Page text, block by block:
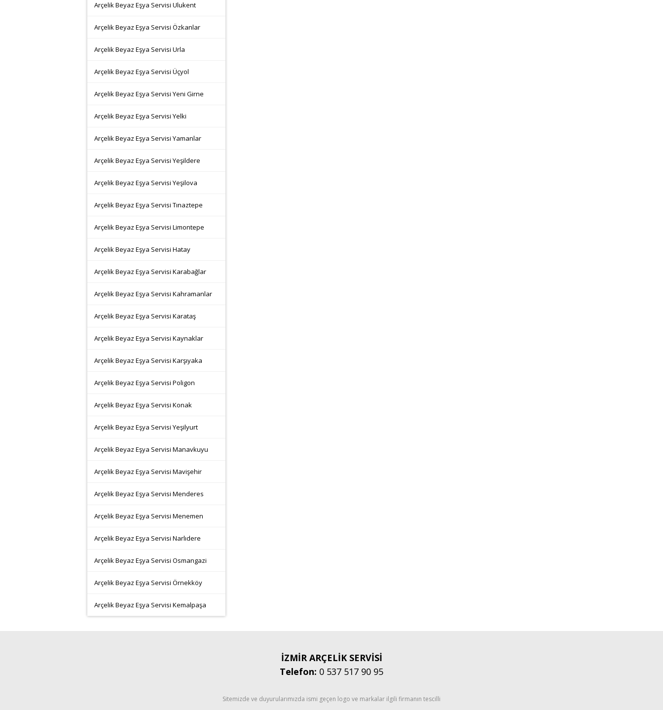
Arçelik Beyaz Eşya Servisi Ulukent
Arçelik Beyaz Eşya Servisi Özkanlar
Arçelik Beyaz Eşya Servisi Urla
Arçelik Beyaz Eşya Servisi Üçyol
Arçelik Beyaz Eşya Servisi Yeni Girne
Arçelik Beyaz Eşya Servisi Yelki
Arçelik Beyaz Eşya Servisi Yamanlar
Arçelik Beyaz Eşya Servisi Yeşildere
Arçelik Beyaz Eşya Servisi Yeşilova
Arçelik Beyaz Eşya Servisi Tınaztepe
Arçelik Beyaz Eşya Servisi Limontepe
Arçelik Beyaz Eşya Servisi Hatay
Arçelik Beyaz Eşya Servisi Karabağlar
Arçelik Beyaz Eşya Servisi Kahramanlar
Arçelik Beyaz Eşya Servisi Karataş
Arçelik Beyaz Eşya Servisi Kaynaklar
Arçelik Beyaz Eşya Servisi Karşıyaka
Arçelik Beyaz Eşya Servisi Poligon
Arçelik Beyaz Eşya Servisi Konak
Arçelik Beyaz Eşya Servisi Yeşilyurt
Arçelik Beyaz Eşya Servisi Manavkuyu
Arçelik Beyaz Eşya Servisi Mavişehir
Arçelik Beyaz Eşya Servisi Menderes
Arçelik Beyaz Eşya Servisi Menemen
Arçelik Beyaz Eşya Servisi Narlıdere
Arçelik Beyaz Eşya Servisi Osmangazi
Arçelik Beyaz Eşya Servisi Örnekköy
Arçelik Beyaz Eşya Servisi Kemalpaşa
İZMİR ARÇELİK SERVİSİ
Telefon: 0 537 517 90 95
Sitemizde ve duyurularımızda ismi geçen logo ve markalar ilgili firmanın tescilli